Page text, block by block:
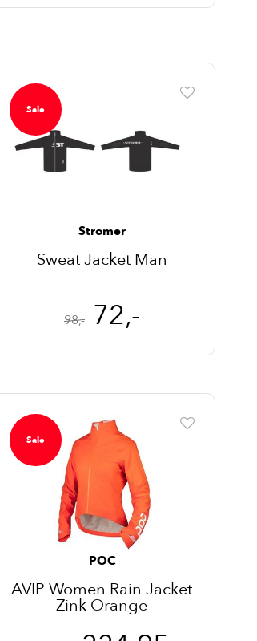
Sale
Stromer
Sweat Jacket Man
98,- 72,-
Sale
POC
AVIP Women Rain Jacket
Zink Orange